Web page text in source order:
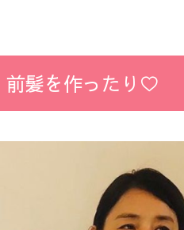
前髪を作ったり♡